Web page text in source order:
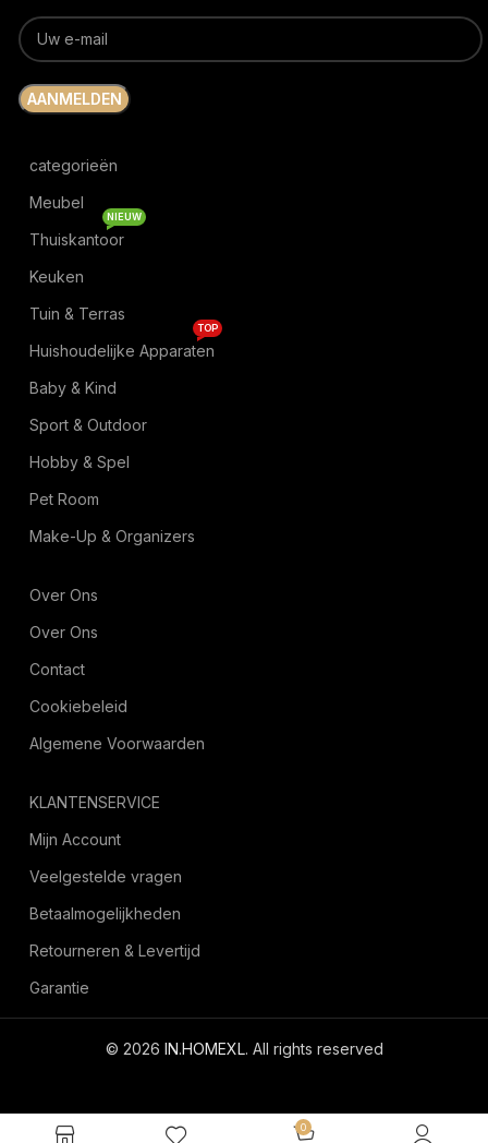
categorieën
Meubel
Thuiskantoor
NIEUW
Keuken
Tuin & Terras
Huishoudelijke Apparaten
TOP
Baby & Kind
Sport & Outdoor
Hobby & Spel
Pet Room
Make-Up & Organizers
Over Ons
Over Ons
Contact
Cookiebeleid
Algemene Voorwaarden
KLANTENSERVICE
Mijn Account
Veelgestelde vragen
Betaalmogelijkheden
Retourneren & Levertijd
Garantie
© 2026 IN.HOMEXL. All rights reserved
0